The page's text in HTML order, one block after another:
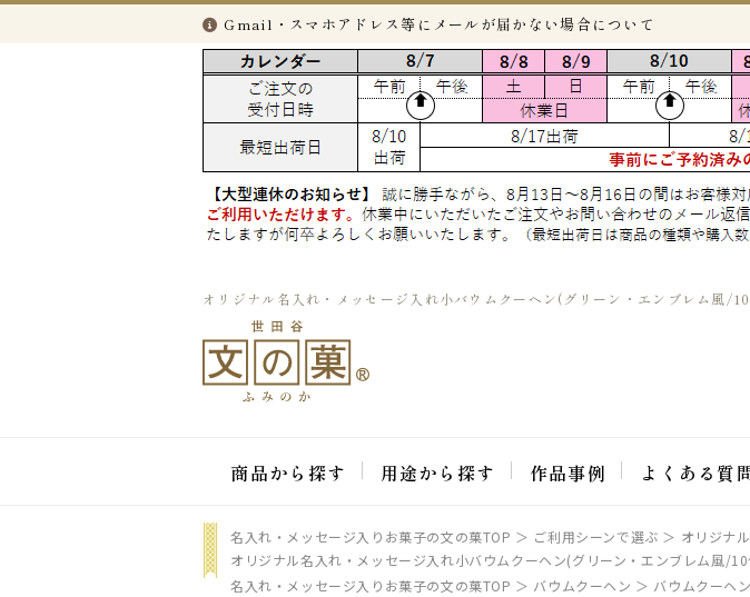
Gmail・スマホアドレス等にメールが届かない場合について
オリジナル名入れ・メッセージ入れ小バウムクーヘン(グリーン・エンブレム風/
商品から探す 用途から探す 作品事例 よくある質
名入れ・メッセージ入りお菓子の文の菓TOP ご利用シーンで選ぶ
オリジナ
オリジナル名入れ・メッセージ入れ小バウムクーヘン(グリーン・エンブレム風/
名入れ・メッセージ入りお菓子の文の菓TOP
バウムクーヘン
バウムクーヘ